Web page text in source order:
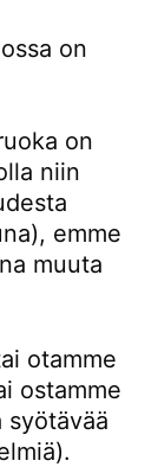
on
on
niin
emme
muuta
otamme
ostamme
syötävää